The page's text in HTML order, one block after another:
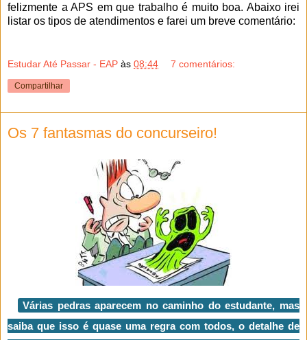
felizmente a APS em que trabalho é muito boa. Abaixo irei
listar os tipos de atendimentos e farei um breve comentário:
Estudar Até Passar - EAP às 08:44 7 comentários:
Compartilhar
Os 7 fantasmas do concurseiro!
Várias pedras aparecem no caminho do estudante, mas
saiba que isso é quase uma regra com todos, o detalhe de